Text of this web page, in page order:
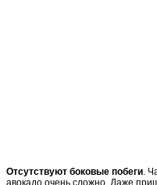
Отсутствуют боковые побеги .
авокадо очень сложно. Даже